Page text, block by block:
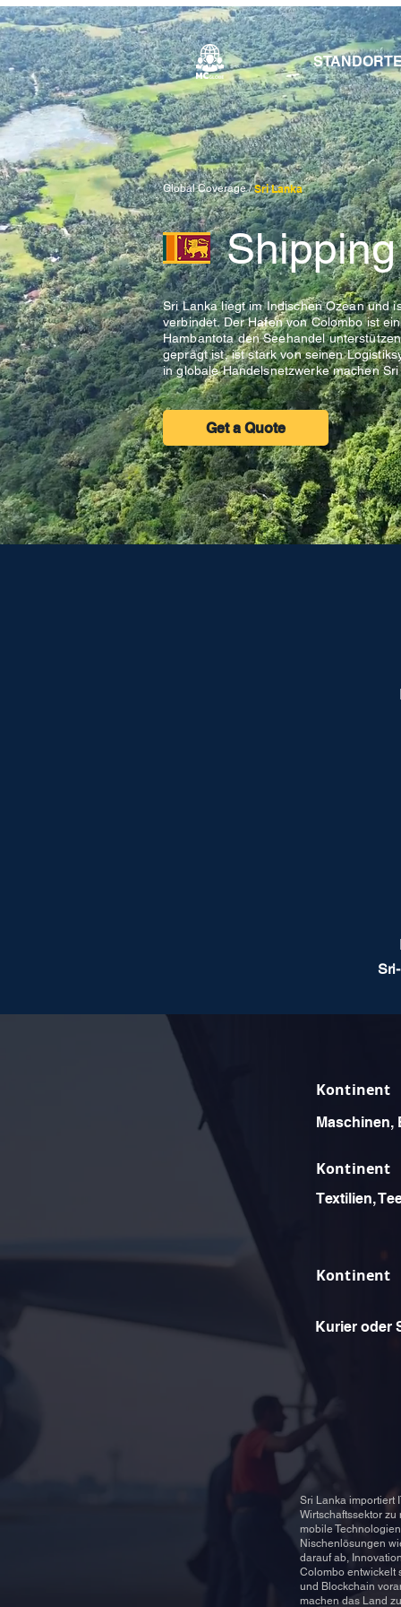
Global Coverage /Sri Lanka
Sri Lanka liegt im Indischen Ozean und
verbindet. Der Hafen von Colombo ist
Hambantota den Seehandel
geprägt ist, ist stark von seinen
in globale Handelsnetzwerke machen
Get a Quote
Kontinent
Maschinen,
Kontinent
Textilien,
Kontinent
Kurier oder
Sri Lanka importiert
Wirtschaftssektor
mobile
Nischenlösungen
darauf ab,
Colombo entwickelt
und Blockchain
machen das Land